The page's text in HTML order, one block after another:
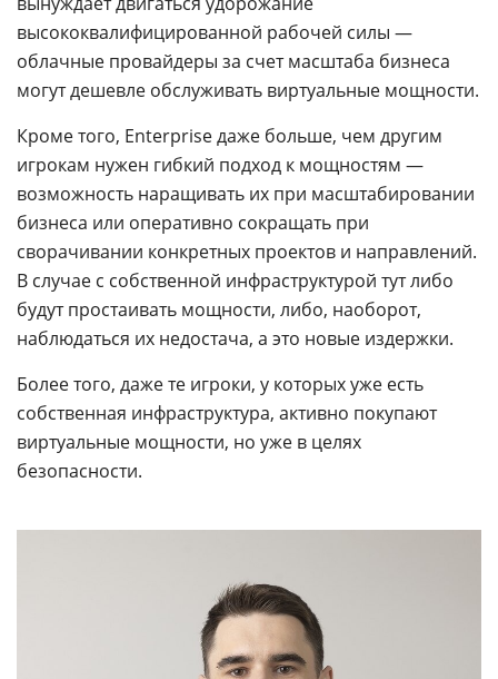
высококвалифицированной рабочей силы —
облачные провайдеры за счет масштаба бизнеса
могут дешевле обслуживать виртуальные мощности.
Кроме того, Enterprise даже больше, чем другим
игрокам нужен гибкий подход к мощностям —
возможность наращивать их при масштабировании
бизнеса или оперативно сокращать при
сворачивании конкретных проектов и направлений.
В случае с собственной инфраструктурой тут либо
будут простаивать мощности, либо, наоборот,
наблюдаться их недостача, а это новые издержки.
Более того, даже те игроки, у которых уже есть
собственная инфраструктура, активно покупают
виртуальные мощности, но уже в целях
безопасности.